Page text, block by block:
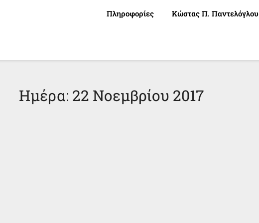
Πληροφορίες Κώστας Π. Παντελόγλου
Ημέρα: 22 Νοεμβρίου 2017